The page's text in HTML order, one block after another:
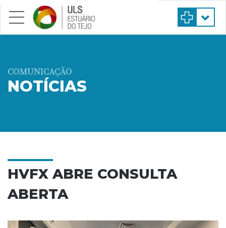
Saltar para conteúdo principal
COMUNICAÇÃO
NOTÍCIAS
HVFX ABRE CONSULTA
ABERTA